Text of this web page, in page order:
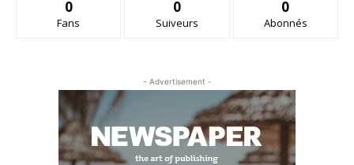
0
Fans
0
Suiveurs
0
Abonnés
- Advertisement -